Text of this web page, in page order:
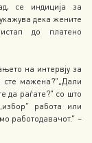
се индиција за
дека жените
до платено
на интервју за
мажена?“„Дали
да раѓате?“ со што
работа или
работодавачот.“ –